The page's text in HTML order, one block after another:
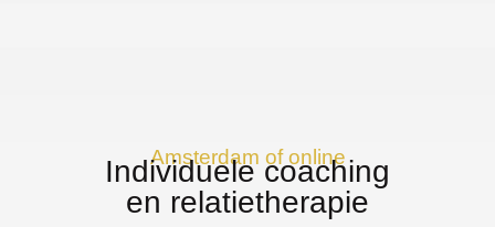
Amsterdam of online
Individuele coaching
en relatietherapie